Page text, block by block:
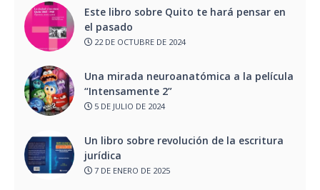
Este libro sobre Quito te hará pensar en
el pasado
22 DE OCTUBRE DE 2024
Una mirada neuroanatómica a la película
“Intensamente 2”
5 DE JULIO DE 2024
Un libro sobre revolución de la escritura
jurídica
7 DE ENERO DE 2025